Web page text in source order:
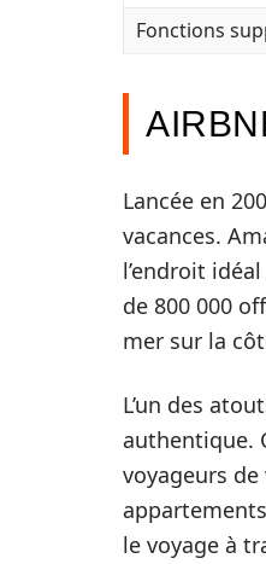
Fonctions
Lancée en
vacances.
l’endroit
de 800 000
mer sur la
L’un des
authentique.
voyageurs
le voyage à